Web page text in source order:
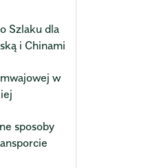
Szlaku dla
i Chinami
w
sposoby